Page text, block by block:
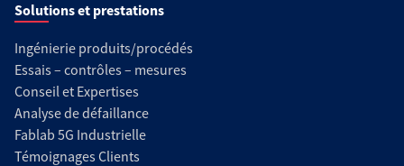
Solutions et prestations
Ingénierie produits/procédés
Essais – contrôles – mesures
Conseil et Expertises
Analyse de défaillance
Fablab 5G Industrielle
Témoignages Clients